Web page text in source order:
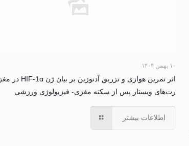
۱۰ بهمن ۱۴۰۴
اثر تمرین هوازی و تزریق آدنوزین بر بیان ژن HIF-1α در مغز
رت‌های ویستار پس از سکته مغزی- فیزیولوژی ورزشی
اطلاعات بیشتر